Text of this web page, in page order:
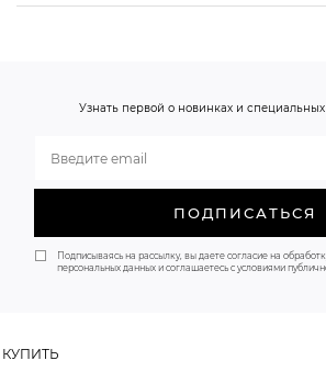
90-95 66-70
Узнать первой о новинках и
ПОДПИСАТЬСЯ
Подписываясь на рассылку, вы даете согласие на
персональных данных и соглашаетесь с условиями
КУПИТЬ